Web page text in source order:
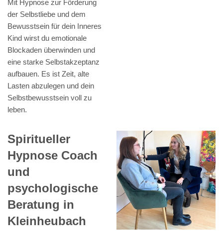
Mit Hypnose zur Förderung
der Selbstliebe und dem
Bewusstsein für dein Inneres
Kind wirst du emotionale
Blockaden überwinden und
eine starke Selbstakzeptanz
aufbauen. Es ist Zeit, alte
Lasten abzulegen und dein
Selbstbewusstsein voll zu
leben.
Spiritueller
Hypnose Coach
und
psychologische
Beratung in
Kleinheubach